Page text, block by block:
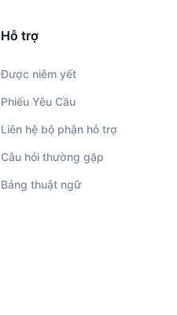
Hỗ trợ
Được niêm yết
Phiếu Yêu Cầu
Liên hệ bộ phận hỗ trợ
Câu hỏi thường gặp
Bảng thuật ngữ